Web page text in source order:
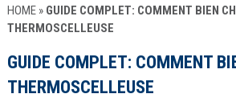
HOME» GUIDE COMPLET: COMMENT BIEN
THERMOSCELLEUSE
GUIDE COMPLET: COMMENT
THERMOSCELLEUSE